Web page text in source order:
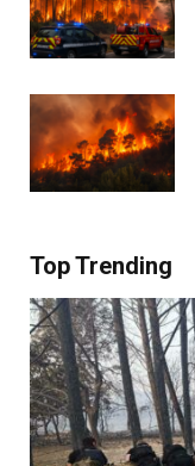
Top Trending